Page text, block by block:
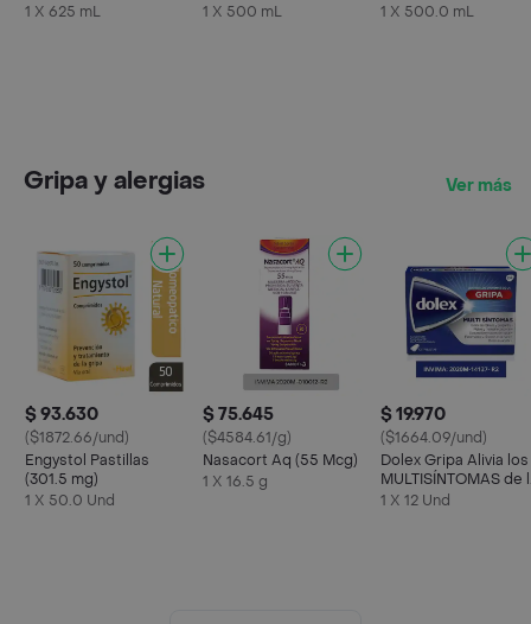
Maracuyá
1 X 625 mL Frasco 500 mL
1 X 500 mL mL
1 X 500.0 mL
Gripa y alergias Ver más
$ 93.630
($1872.66/und)
Engystol Pastillas
(301.5 mg)
1 X 50.0 Und
$ 75.645
($4584.61/g)
Nasacort Aq (55 Mcg)
1 X 16.5 g
$ 19.970
($1664.09/und)
Dolex Gripa Alivia los
MULTISÍNTOMAS de
Gripa X 12 tabs
1 X 12 Und